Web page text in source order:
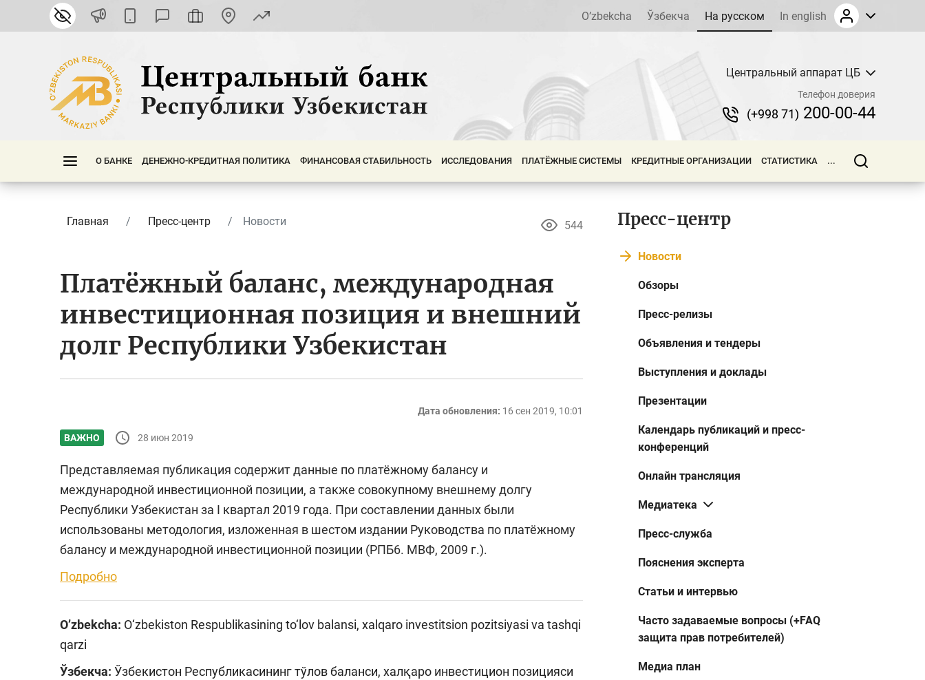
O’zbekcha Ўзбекча На русском In english
Центральный аппарат ЦБ
Телефон доверия
(+998 71) 200-00-44
О БАНКЕ ДЕНЕЖНО-КРЕДИТНАЯ ПОЛИТИКА ФИНАНСОВАЯ СТАБИЛЬНОСТЬ ИССЛЕДОВАНИЯ ПЛАТЁЖНЫЕ СИСТЕМЫ КРЕДИТНЫЕ ОРГАНИЗАЦИИ СТАТИСТИКА ...
Главная Пресс-центр Новости 544
Платёжный баланс, международная
инвестиционная позиция и внешний
долг Республики Узбекистан
Дата обновления: 16 сен 2019, 10:01
ВАЖНО 28 июн 2019
Представляемая публикация содержит данные по платёжному балансу и
международной инвестиционной позиции, а также совокупному внешнему долгу
Республики Узбекистан за I квартал 2019 года. При составлении данных были
использованы методология, изложенная в шестом издании Руководства по платёжному
балансу и международной инвестиционной позиции (РПБ6. МВФ, 2009 г.).
Подробно
O’zbekcha: O‘zbekiston Respublikasining to‘lov balansi, xalqaro investitsion pozitsiyasi va tashqi
qarzi
Ўзбекча: Ўзбекистон Республикасининг тўлов баланси, халқаро инвестицион позицияси
Пресс-центр
Новости
Обзоры
Пресс-релизы
Объявления и тендеры
Выступления и доклады
Презентации
Календарь публикаций и пресс-
конференций
Онлайн трансляция
Медиатека
Пресс-служба
Пояснения эксперта
Статьи и интервью
Часто задаваемые вопросы (+FAQ
защита прав потребителей)
Медиа план